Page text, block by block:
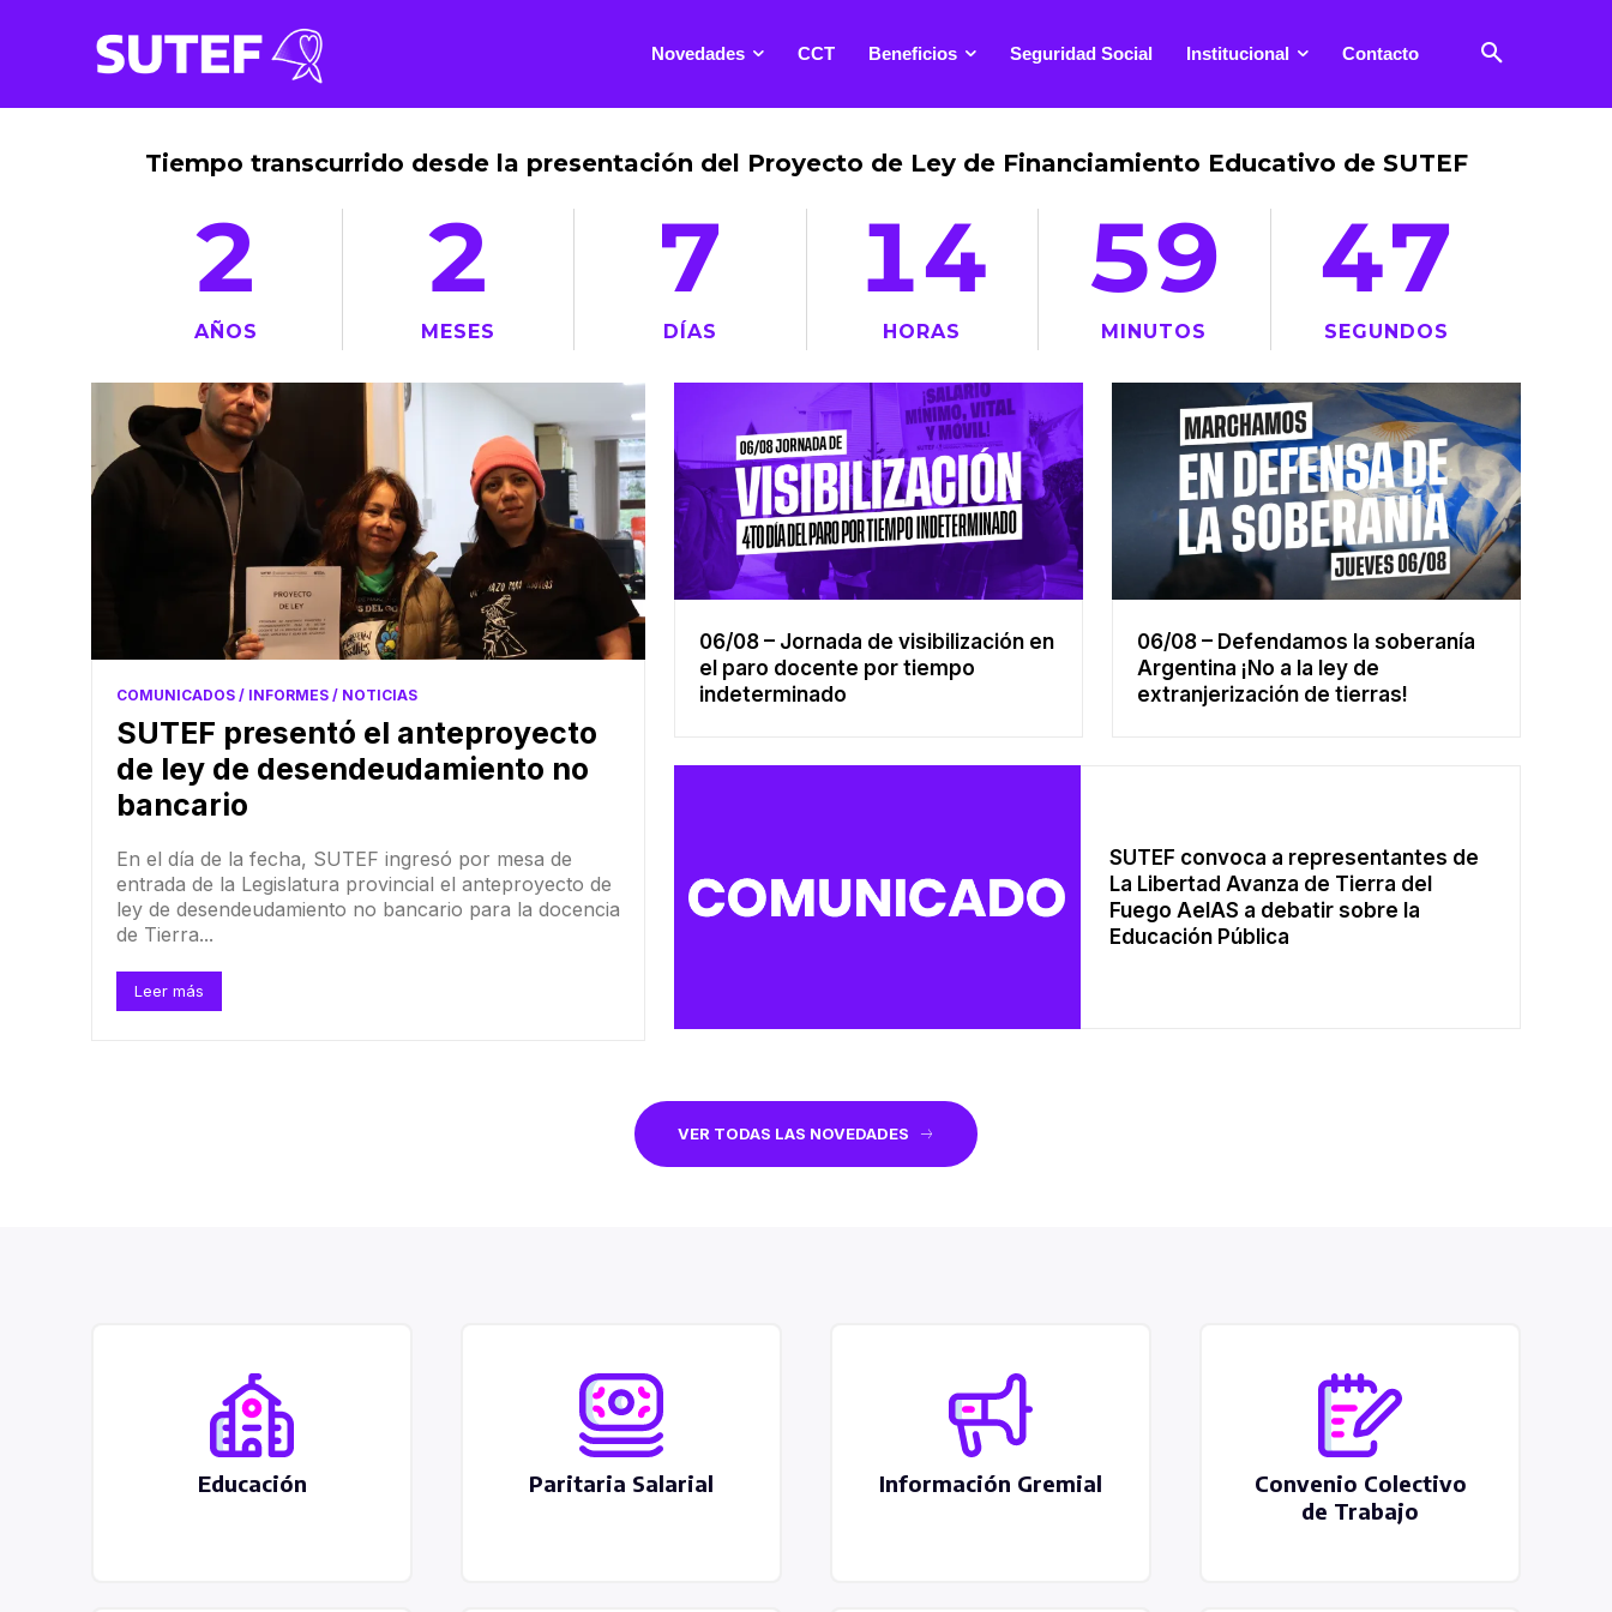
Novedades CCT Beneficios Seguridad Social Institucional Contacto
Tiempo transcurrido desde la presentación del Proyecto de Ley de Financiamiento Educativo de SUTEF
2
AÑOS
2
MESES
7
DÍAS
14
HORAS
59
MINUTOS
48
SEGUNDOS
COMUNICADOS / INFORMES / NOTICIAS
SUTEF presentó el anteproyecto
de ley de desendeudamiento no
bancario
En el día de la fecha, SUTEF ingresó por mesa de
entrada de la Legislatura provincial el anteproyecto de
ley de desendeudamiento no bancario para la docencia
de Tierra...
Leer más
06/08 – Jornada de visibilización en
el paro docente por tiempo
indeterminado
06/08 – Defendamos la soberanía
Argentina ¡No a la ley de
extranjerización de tierras!
SUTEF convoca a representantes de
La Libertad Avanza de Tierra del
Fuego AeIAS a debatir sobre la
Educación Pública
VER TODAS LAS NOVEDADES
Educación Paritaria Salarial Información Gremial
Convenio Colectivo
de Trabajo